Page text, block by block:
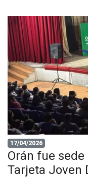
17/04/2026
Orán fue
Tarjeta Joven